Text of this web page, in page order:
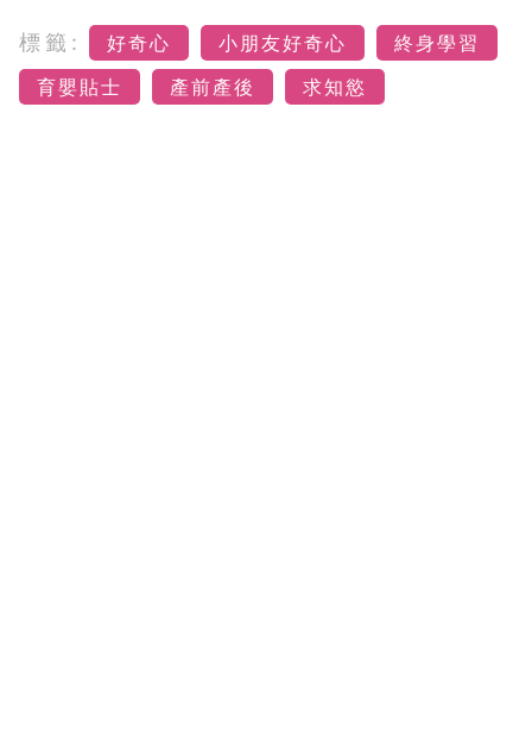
標籤: 好奇心 小朋友好奇心
終身學習
育嬰貼士
產前產後 求知慾